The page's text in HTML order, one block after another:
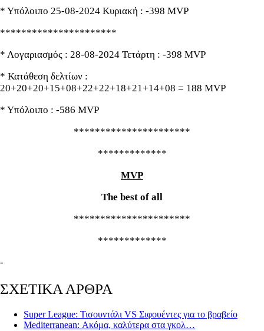
* Υπόλοιπο 25-08-2024 Κυριακή : -398 MVP
**********************
* Λογαριασμός : 28-08-2024 Τετάρτη : -398 MVP
* Κατάθεση δελτίων :
20+20+20+15+08+22+22+18+21+14+08 = 188 MVP
* Υπόλοιπο : -586 MVP
**********************
*************
MVP
The best of all
**********************
*************
-
ΣΧΕΤΙΚΑ ΑΡΘΡΑ
Super League: Τισουντάλι VS Σιφουέντες για το βραβείο
Mediterranean: Ακόμα, καλύτερα στα γκολ…